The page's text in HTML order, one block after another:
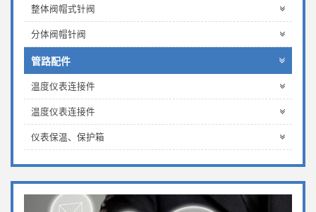
整体阀帽式针阀
分体阀帽针阀
管路配件
温度仪表连接件
温度仪表连接件
仪表保温、保护箱